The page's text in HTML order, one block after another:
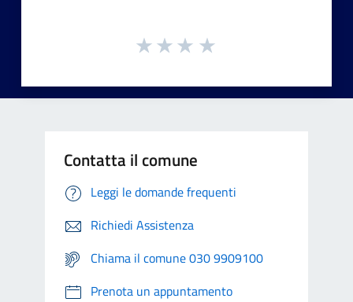
Contatta il comune
Leggi le domande frequenti
Richiedi Assistenza
Chiama il comune 030 9909100
Prenota un appuntamento